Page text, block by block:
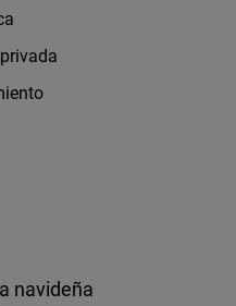
navideña